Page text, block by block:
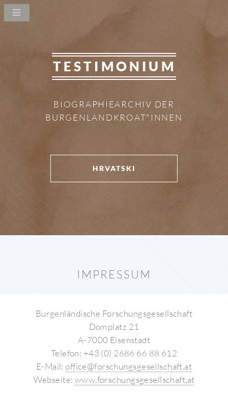
TESTIMONIUM
BIOGRAPHIEARCHIV DER
BURGENLANDKROAT*INNEN
HRVATSKI
IMPRESSUM
Burgenländische Forschungsgesellschaft
Domplatz 21
A-7000 Eisenstadt
Telefon: +43 (0) 2686 66 88 612
E-Mail:office@forschungsgesellschaft.at
Webseite: www.forschungsgesellschaft.at